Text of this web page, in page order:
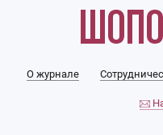
О журнале